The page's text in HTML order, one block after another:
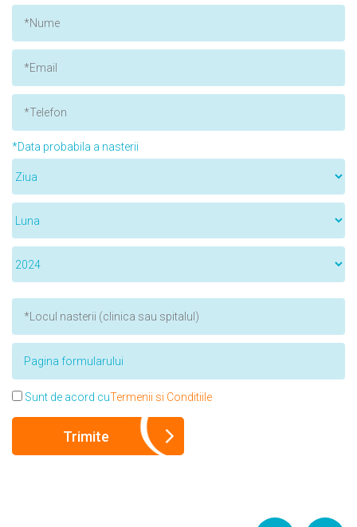
*Data probabila a nasterii
Sunt de acord cuTermenii si Conditiile